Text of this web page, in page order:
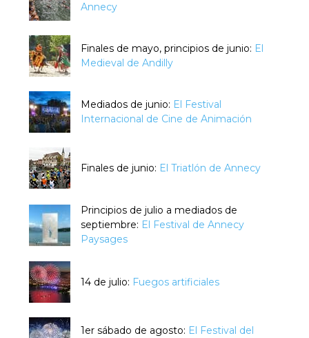
Annecy
Finales de mayo, principios de junio: El
Medieval de Andilly
Mediados de junio: El Festival
Internacional de Cine de Animación
Finales de junio: El Triatlón de Annecy
Principios de julio a mediados de
septiembre: El Festival de Annecy
Paysages
14 de julio: Fuegos artificiales
1er sábado de agosto: El Festival del